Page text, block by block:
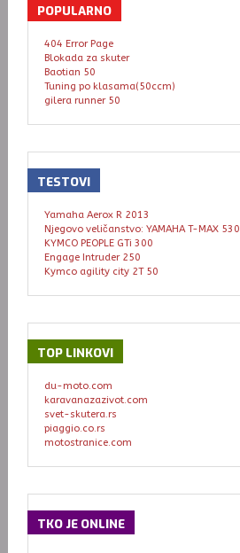
POPULARNO
404 Error Page
Blokada za skuter
Baotian 50
Tuning po klasama(50ccm)
gilera runner 50
TESTOVI
Yamaha Aerox R 2013
Njegovo veličanstvo: YAMAHA T-MAX 530
KYMCO PEOPLE GTi 300
Engage Intruder 250
Kymco agility city 2T 50
TOP LINKOVI
du-moto.com
karavanazazivot.com
svet-skutera.rs
piaggio.co.rs
motostranice.com
TKO JE ONLINE